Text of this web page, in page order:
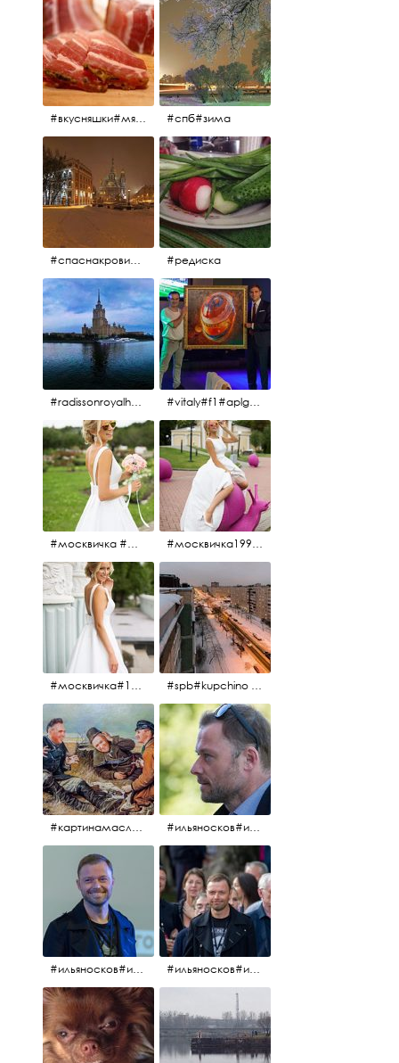
#вкусняшки#мясо #спб#зима
#спаснакрови#зима#спб #редиска
#radissonroyalhotel #рэдиссонройал#рэдиссонройалмосква #рекамосква#москва#гостиницаукраина#украина#hotel#отель#moscow @radissonroyalmoscow #vitaly#f1#aplgallery#formula1
#москвичка #москвичка1990#вднх2016 #июль2016 #1990 #москвичка1990@#июль2016 #вднх2016 #1990
#москвичка#1990#вднх2016#июль2016# #spb#kupchino #крышапотекла
#картинамаслом #картина #охотники#хорошеенастроение #aplgallery #ильяносков#ильяносков2016#очеммолчатфранцузы #санктпетербург #кино#фильфильфильм @ilya_noskov_official
#ильяносков#ильяносков_главныйгерой #санктпетербург #ленфильм# @ilya_noskov_official #контрибуция#очеммолчатфранцузы#эдуардпичугин #ильяносков#ильяносков_главныйгерой @ilya_noskov_official #очеммолчатфранцузы#очёммолчатфранцузы